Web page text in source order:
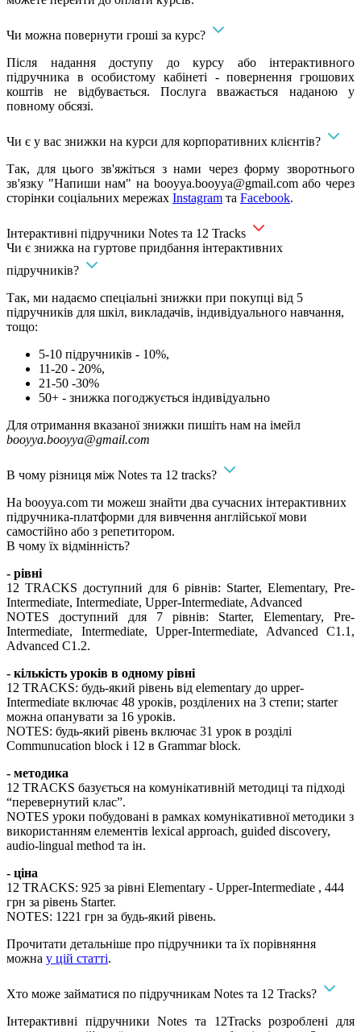
Чи можна повернути гроші за курс?
Після надання доступу до курсу або інтерактивного
підручника в особистому кабінеті - повернення грошових
коштів не відбувається. Послуга вважається наданою у
повному обсязі.
Чи є у вас знижки на курси для корпоративних клієнтів?
Так, для цього зв'яжіться з нами через форму зворотнього
зв'язку "Напиши нам" на booyya.booyya@gmail.comабо через
сторінки соціальних мережах Instagram та Facebook.
Інтерактивні підручники Notes та 12 Tracks
Чи є знижка на гуртове придбання інтерактивних
підручників?
Так, ми надаємо спеціальні знижки при покупці від 5
підручників для шкіл, викладачів, індивідуального навчання,
тощо:
5-10 підручників - 10%,
11-20 - 20%,
21-50 -30%
50+ - знижка погоджується індивідуально
Для отримання вказаної знижки пишіть нам на імейл
booyya.booyya@gmail.com
В чому різниця між Notes та 12 tracks?
На booyya.com ти можеш знайти два сучасних інтерактивних
підручника-платформи для вивчення англійської мови
самостійно або з репетитором.
В чому їх відмінність?
- рівні
12 TRACKS доступний для 6 рівнів: Starter, Elementary, Pre-
Intermediate, Intermediate, Upper-Intermediate, Advanced
NOTES доступний для 7 рівнів: Starter, Elementary, Pre-
Intermediate, Intermediate, Upper-Intermediate, Advanced C1.1,
Advanced C1.2.
- кількість уроків в одному рівні
12 TRACKS: будь-який рівень від elementary до upper-
Intermediate включає 48 уроків, розділених на 3 степи; starter
можна опанувати за 16 уроків.
NOTES: будь-який рівень включає 31 урок в розділі
Communucation block і 12 в Grammar block.
- методика
12 TRACKS базується на комунікативній методиці та підході
“перевернутий клаc”.
NOTES уроки побудовані в рамках комунікативної методики з
використанням елементів lexical approach, guided discovery,
audio-lingual method та ін.
- ціна
12 TRACKS: 925 за рівні Elementary - Upper-Intermediate , 444
грн за рівень Starter.
NOTES: 1221 грн за будь-який рівень.
Прочитати детальніше про підручники та їх порівняння
можна у цій статті.
Хто може займатися по підручникам Notes та 12 Tracks?
Інтерактивні підручники Notes та 12Tracks розроблені для